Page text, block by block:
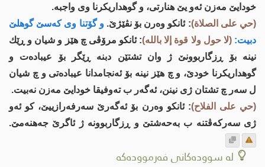
خودایێ مه‌زن ئه‌و یێ هنارتی، و گوهداریكرنا وی واجبه‌.
(حي على الصلاة): ئانكو وه‌رن بۆ نڤێژێ. و گۆتنا وی كه‌سێ گوهلێ
دبیت: (لا حول ولا قوة إلا بالله): ئانكو مرۆڤی چ هێز و شیان و ڕێك
نینه‌ بۆ ڕزگاربوونێ ژ وان تشتێن دبنه‌ ڕێگر بۆ عیباده‌ت و
گوهداریكرنا خودێ، و چ هێز نینه‌ بۆ ئه‌نجامدانا عیباده‌تی و چ شیان
ل سه‌ر چ تشتان ژی نینن، ئه‌گه‌ر ب ته‌وفیقا خودایێ مه‌زن نه‌بیت.
(حي على الفلاح): ئانكو وه‌رن بۆ ئه‌گه‌رێ سه‌رفه‌رازییێ، كو ئه‌و
ژی سه‌ركه‌ڤتنه‌‌ ب به‌حەشتێ و ڕزگاربوونه‌ ژ ئاگرێ جه‌هنه‌مێ.
لە سوودەکانی فەرموودەکە